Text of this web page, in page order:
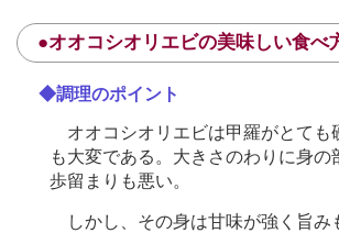
●オオコシオリエビの美味しい食べ
◆調理のポイント
オオコシオリエビは甲羅がとても
も大変である。大きさのわりに身の
歩留まりも悪い。
しかし、その身は甘味が強く旨み